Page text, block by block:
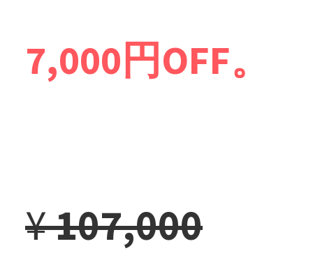
7,000円OFF。
¥107,000